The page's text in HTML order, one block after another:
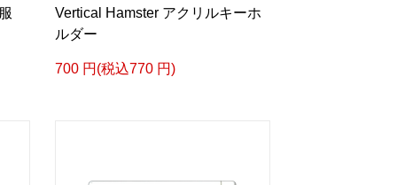
Vertical Hamster アクリルキーホ
ルダー
700 円(税込770 円)